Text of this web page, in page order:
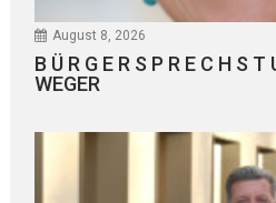
August 8, 2026
B Ü R G E R S P R E C H S
WEGER